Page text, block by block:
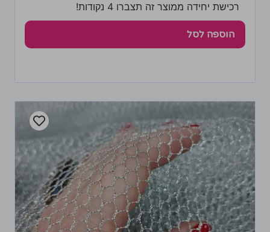
רכישת יחידה ממוצר זה תצברו 4 נקודות!
הוספה לסל